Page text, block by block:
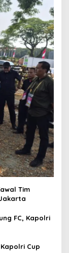
Tim
FC, Kapolri
Cup